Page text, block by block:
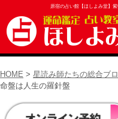
原宿の占い館【ほしよみ堂】
HOME > 星読み師たちの総合ブ
命盤は人生の羅針盤